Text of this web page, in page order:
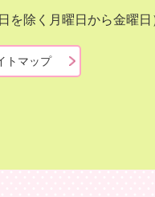
除く月曜日から金曜日
トマップ